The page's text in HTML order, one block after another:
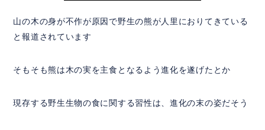
山の木の身が不作が原因で野生の熊が人里におりてきている
と報道されています
そもそも熊は木の実を主食となるよう進化を遂げたとか
現存する野生生物の食に関する習性は、進化の末の姿だそう